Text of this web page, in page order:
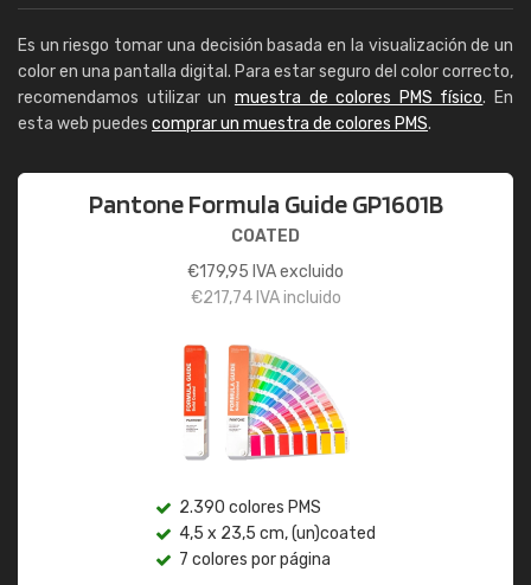
Es un riesgo tomar una decisión basada en la visualización de un
color en una pantalla digital. Para estar seguro del color correcto,
recomendamos utilizar un muestra de colores PMS físico. En
esta web puedes comprar un muestra de colores PMS.
Pantone Formula Guide GP1601B
COATED
€179,95 IVA excluido
€217,74IVA incluido
2.390 colores PMS
4,5 x 23,5 cm, (un)coated
7 colores por página